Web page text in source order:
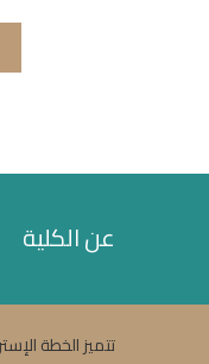
عن الكلية
تتميز الخطة